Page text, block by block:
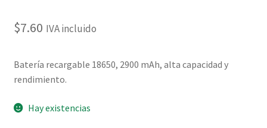
$7.60 IVA incluido
Batería recargable 18650, 2900 mAh, alta capacidad y
rendimiento.
Hay existencias